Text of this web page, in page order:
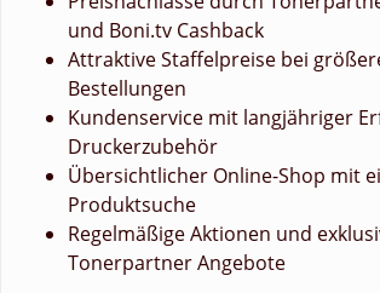
und Boni.tv Cashback
Attraktive Staffelpreise bei
Bestellungen
Kundenservice mit langjähriger
Druckerzubehör
Übersichtlicher Online-Shop mit
Produktsuche
Regelmäßige Aktionen und
Tonerpartner Angebote